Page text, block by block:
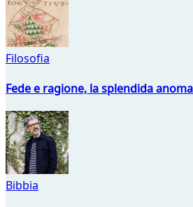
Filosofia
Fede e ragione, la splendida
Bibbia